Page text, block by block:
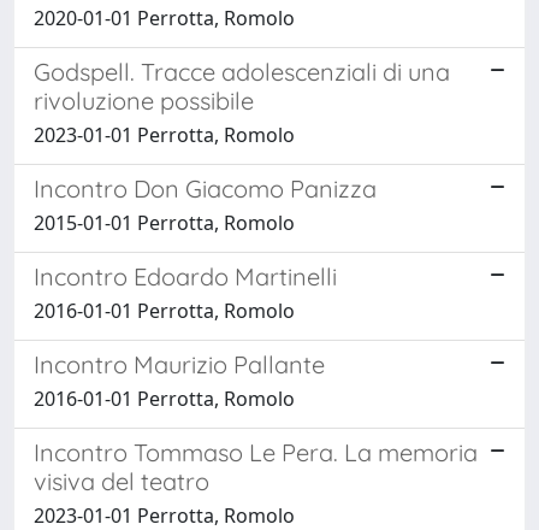
2020-01-01 Perrotta, Romolo
Godspell. Tracce adolescenziali di una
rivoluzione possibile
2023-01-01 Perrotta, Romolo
Incontro Don Giacomo Panizza
2015-01-01 Perrotta, Romolo
Incontro Edoardo Martinelli
2016-01-01 Perrotta, Romolo
Incontro Maurizio Pallante
2016-01-01 Perrotta, Romolo
Incontro Tommaso Le Pera. La memoria
visiva del teatro
2023-01-01 Perrotta, Romolo